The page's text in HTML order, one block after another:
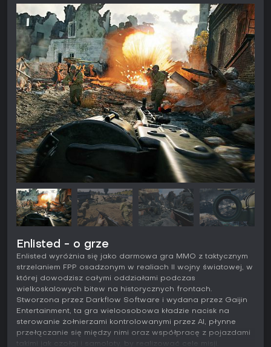
Enlisted - o grze
Enlisted wyróżnia się jako darmowa gra MMO z taktycznym
strzelaniem FPP osadzonym w realiach II wojny światowej, w
której dowodzisz całymi oddziałami podczas
wielkoskalowych bitew na historycznych frontach.
Stworzona przez Darkflow Software i wydana przez Gaijin
Entertainment, ta gra wieloosobowa kładzie nacisk na
sterowanie żołnierzami kontrolowanymi przez AI, płynne
przełączanie się między nimi oraz współpracę z pojazdami
takimi jak czołgi i samoloty, by realizować cele misji.